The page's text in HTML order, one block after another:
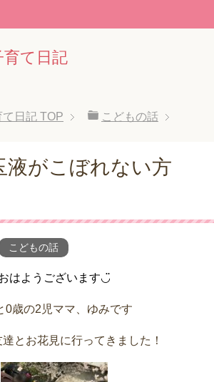
育て日記
て日記 TOP こどもの話
液がこぼれない方
こどもの話
はようございます◡̈
0歳の2児ママ、ゆみです
とお花見に行ってきました！